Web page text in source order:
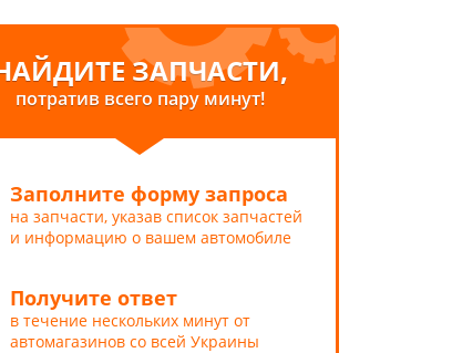
ЗАПЧАСТИ,
потратив всего пару минут!
Заполните форму запроса
на запчасти, указав список запчастей
и информацию о вашем автомобиле
Получите ответ
в течение нескольких минут от
автомагазинов со всей Украины